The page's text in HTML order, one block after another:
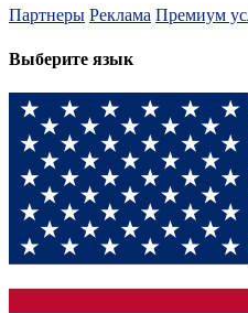
Партнеры Реклама Премиум
Выберите язык